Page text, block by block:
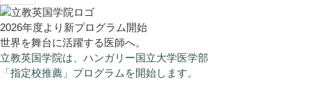
2026年度より新プログラム開始
世界を舞台に活躍する医師へ。
立教英国学院は、ハンガリー国立大学医学部
「指定校推薦」プログラムを開始します。